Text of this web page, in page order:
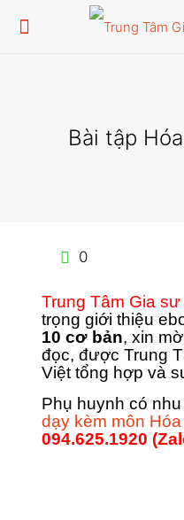
Bài tập
0
Trung Tâm Gia
trọng giới thiệu
10 cơ bản, xin
đọc, được Trung
Việt tổng hợp và
Phụ huynh có
dạy kèm môn Hóa
094.625.1920